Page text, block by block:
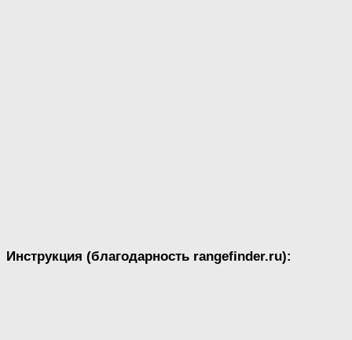
Инструкция (благодарность rangefinder.ru):